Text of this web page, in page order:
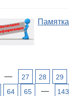
— 27 28 29
64 65 — 143